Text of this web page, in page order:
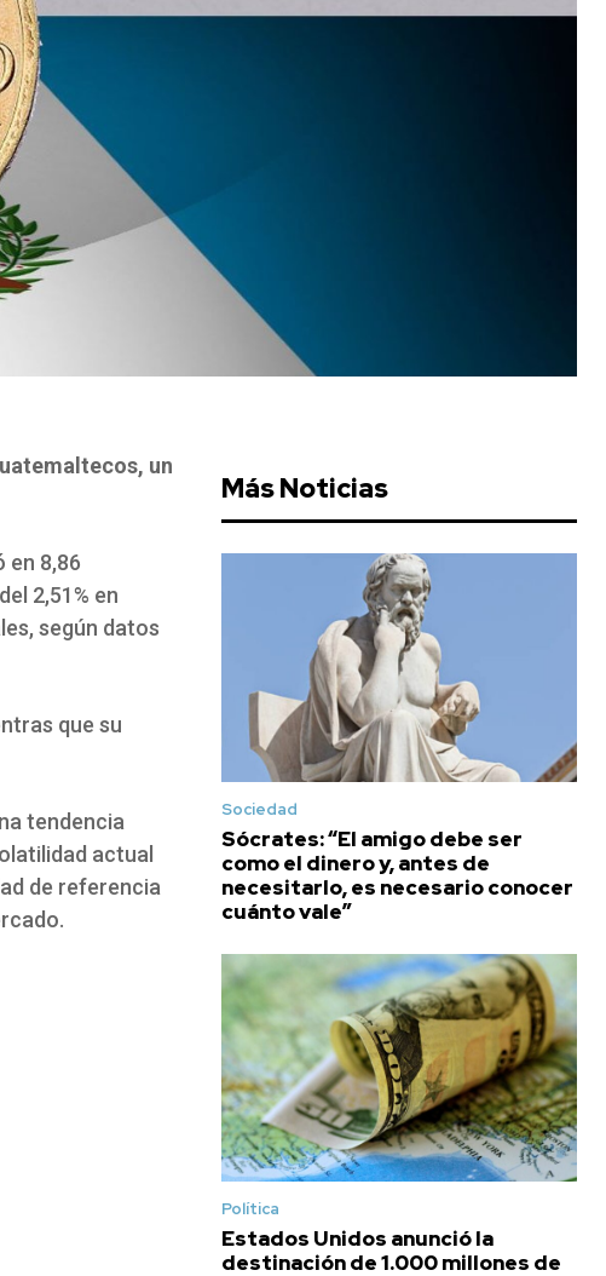
un
en 8,86
2,51% en
según datos
que su
tendencia
actual
de referencia
Más Noticias
Sociedad
Sócrates: “El amigo debe ser
como el dinero y, antes de
necesitarlo, es necesario conocer
cuánto vale”
Política
Estados Unidos anunció la
destinación de 1.000 millones de